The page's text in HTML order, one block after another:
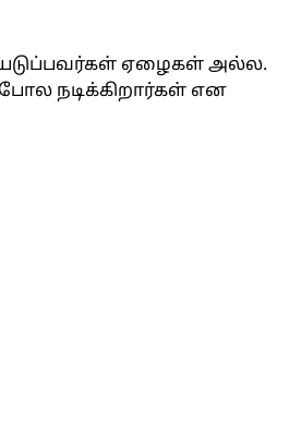
ஏழைகள் அல்ல.
நடிக்கிறார்கள் என